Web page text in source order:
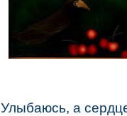
Улыбаюсь, а